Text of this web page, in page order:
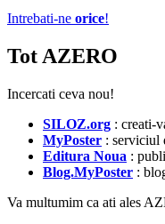
Intrebati-ne orice!
Tot AZERO
Incercati ceva nou!
SILOZ.org : creati-
MyPoster : serviciul
Editura Noua :
Blog.MyPoster :
Va multumim ca ati ales